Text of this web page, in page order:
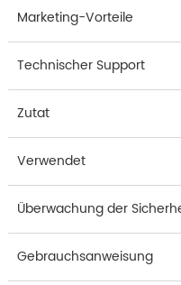
Marketing-Vorteile
Technischer Support
Zutat
Verwendet
Überwachung der
Gebrauchsanweisung